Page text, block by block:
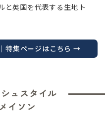
と英国を代表する生地ト
｜特集ページはこちら →
ュスタイル
イソン